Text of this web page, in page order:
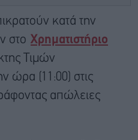
κατά την
στο Χρηματιστήριο
Τιμών
ώρα (11:00) στις
απώλειες